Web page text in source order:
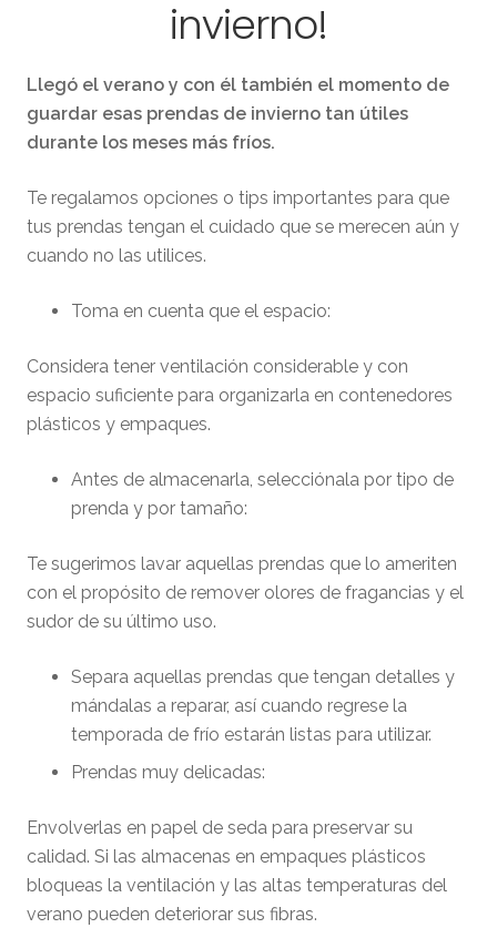
invierno!
Llegó el verano y con él también el momento de
guardar esas prendas de invierno tan útiles
durante los meses más fríos.
Te regalamos opciones o tips importantes para que
tus prendas tengan el cuidado que se merecen aún y
cuando no las utilices.
Toma en cuenta que el espacio:
Considera tener ventilación considerable y con
espacio suficiente para organizarla en contenedores
plásticos y empaques.
Antes de almacenarla, selecciónala por tipo de
prenda y por tamaño:
Te sugerimos lavar aquellas prendas que lo ameriten
con el propósito de remover olores de fragancias y el
sudor de su último uso.
Separa aquellas prendas que tengan detalles y
mándalas a reparar, así cuando regrese la
temporada de frío estarán listas para utilizar.
Prendas muy delicadas:
Envolverlas en papel de seda para preservar su
calidad. Si las almacenas en empaques plásticos
bloqueas la ventilación y las altas temperaturas del
verano pueden deteriorar sus fibras.